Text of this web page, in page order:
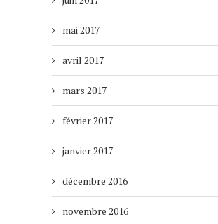
mai 2017
avril 2017
mars 2017
février 2017
janvier 2017
décembre 2016
novembre 2016